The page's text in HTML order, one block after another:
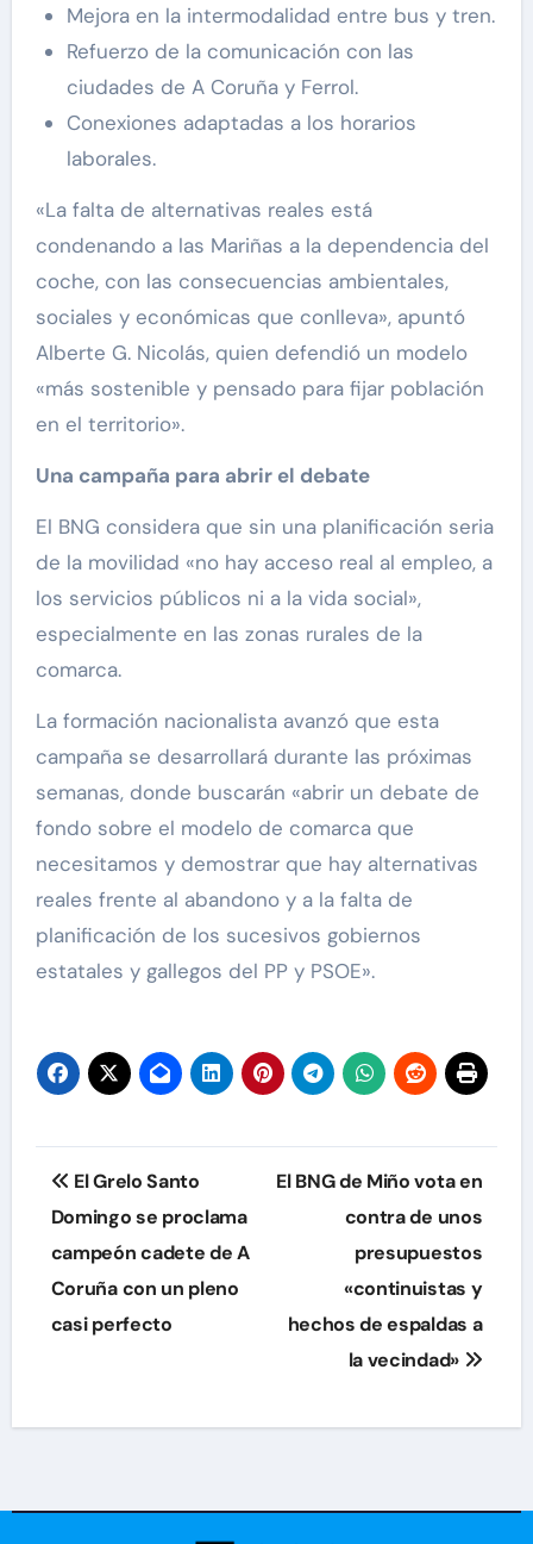
Mejora en la intermodalidad entre bus y tren.
Refuerzo de la comunicación con las
ciudades de A Coruña y Ferrol.
Conexiones adaptadas a los horarios
laborales.
«La falta de alternativas reales está
condenando a las Mariñas a la dependencia del
coche, con las consecuencias ambientales,
sociales y económicas que conlleva», apuntó
Alberte G. Nicolás, quien defendió un modelo
«más sostenible y pensado para fijar población
en el territorio».
Una campaña para abrir el debate
El BNG considera que sin una planificación seria
de la movilidad «no hay acceso real al empleo, a
los servicios públicos ni a la vida social»,
especialmente en las zonas rurales de la
comarca.
La formación nacionalista avanzó que esta
campaña se desarrollará durante las próximas
semanas, donde buscarán «abrir un debate de
fondo sobre el modelo de comarca que
necesitamos y demostrar que hay alternativas
reales frente al abandono y a la falta de
planificación de los sucesivos gobiernos
estatales y gallegos del PP y PSOE».
Navegación
de
entradas
El Grelo Santo
Domingo se proclama
campeón cadete de A
Coruña con un pleno
casi perfecto
El BNG de Miño vota en
contra de unos
presupuestos
«continuistas y
hechos de espaldas a
la vecindad»